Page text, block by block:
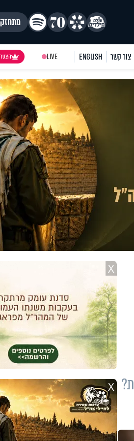
צור קשר ENGLISH
LIVE
X
X